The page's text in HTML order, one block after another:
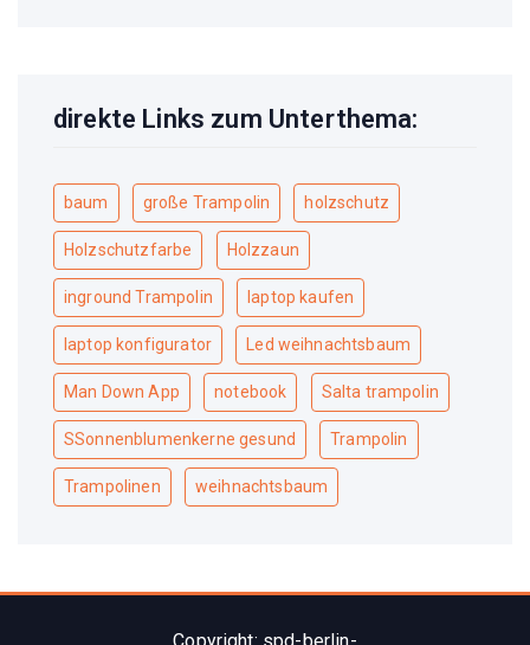
direkte Links zum Unterthema:
baum große Trampolin holzschutz
Holzschutzfarbe Holzzaun
inground Trampolin laptop kaufen
laptop konfigurator Led weihnachtsbaum
Man Down App notebook Salta trampolin
SSonnenblumenkerne gesund Trampolin
Trampolinen weihnachtsbaum